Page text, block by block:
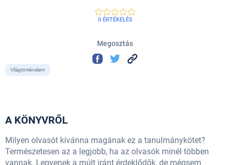
0 ÉRTÉKELÉS
Megosztás
Világtörténelem
A KÖNYVRŐL
Milyen olvasót kívánna magának ez a tanulmánykötet?
Természetesen az a legjobb, ha az olvasók minél többen
vannak. Legyenek a múlt iránt érdeklődők, de mégsem